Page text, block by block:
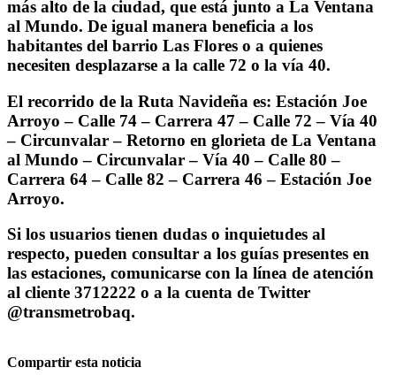
más alto de la ciudad, que está junto a La Ventana
al Mundo. De igual manera beneficia a los
habitantes del barrio Las Flores o a quienes
necesiten desplazarse a la calle 72 o la vía 40.
El recorrido de la Ruta Navideña es: Estación Joe
Arroyo – Calle 74 – Carrera 47 – Calle 72 – Vía 40
– Circunvalar – Retorno en glorieta de La Ventana
al Mundo – Circunvalar – Vía 40 – Calle 80 –
Carrera 64 – Calle 82 – Carrera 46 – Estación Joe
Arroyo.
Si los usuarios tienen dudas o inquietudes al
respecto, pueden consultar a los guías presentes en
las estaciones, comunicarse con la línea de atención
al cliente 3712222 o a la cuenta de Twitter
@transmetrobaq.
Compartir esta noticia